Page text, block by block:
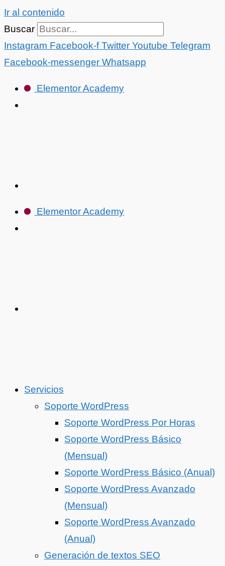
Ir al contenido
Buscar
Instagram Facebook-f Twitter Youtube Telegram
Facebook-messenger Whatsapp
Elementor Academy
Elementor Academy
Servicios
Soporte WordPress
Soporte WordPress Por Horas
Soporte WordPress Básico
(Mensual)
Soporte WordPress Básico (Anual)
Soporte WordPress Avanzado
(Mensual)
Soporte WordPress Avanzado
(Anual)
Generación de textos SEO